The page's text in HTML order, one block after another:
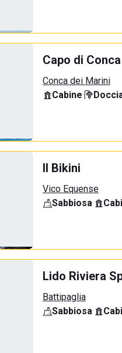
Capo di Conca
Conca dei Marini
Cabine·
Il Bikini
Vico Equense
Sabbiosa·
Lido Riviera
Battipaglia
Sabbiosa·